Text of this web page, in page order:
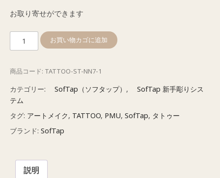
お取り寄せができます
フ
ッ
プ
新
型
ニ
ー
ル
お買い物カゴに追加
商品コード: TATTOO-ST-NN7-1
カテゴリー: SofTap（ソフタップ） ,
SofTap 新手彫りシス
テム
タグ: アートメイク, TATTOO, PMU, SofTap, タトゥー
ブランド: SofTap
説明